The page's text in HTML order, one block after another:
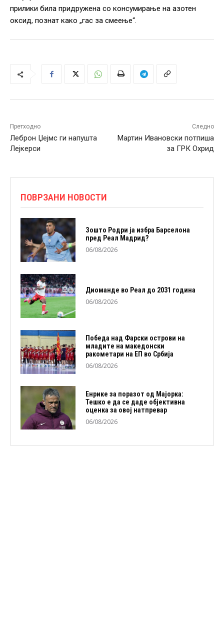
прилики била придружена со консумирање на азотен
оксид, познат како „гас за смеење“.
Претходно
Леброн Џејмс ги напушта
Лејкерси
Следно
Мартин Ивановски потпиша
за ГРК Охрид
ПОВРЗАНИ НОВОСТИ
Зошто Родри ја избра Барселона
пред Реал Мадрид?
06/08/2026
Диоманде во Реал до 2031 година
06/08/2026
Победа над Фарски острови на
младите на македонски
ракометари на ЕП во Србија
06/08/2026
Енрике за поразот од Мајорка:
Тешко е да се даде објективна
оценка за овој натпревар
06/08/2026